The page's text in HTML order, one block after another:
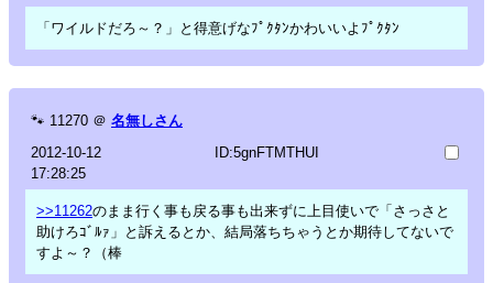
「ワイルドだろ～？」と得意げなﾌﾟｸﾀﾝかわいいよﾌﾟｸﾀﾝ
🐾 11270 ＠ 名無しさん
2012-10-12
17:28:25
ID:5gnFTMTHUI
>>11262のまま行く事も戻る事も出来ずに上目使いで「さっさと
助けろｺﾞﾙｧ」と訴えるとか、結局落ちちゃうとか期待してないで
すよ～？（棒